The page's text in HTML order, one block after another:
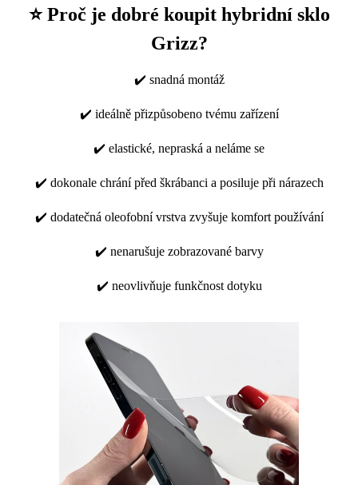
⭐ Proč je dobré koupit hybridní sklo
Grizz?
✔️ snadná montáž
✔️ ideálně přizpůsobeno tvému zařízení
✔️ elastické, nepraská a neláme se
✔️ dokonale chrání před škrábanci a posiluje při nárazech
✔️ dodatečná oleofobní vrstva zvyšuje komfort používání
✔️ nenarušuje zobrazované barvy
✔️ neovlivňuje funkčnost dotyku